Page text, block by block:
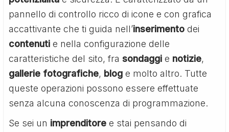
pannello di controllo ricco di icone e con grafica
accattivante che ti guida nell’inserimento dei
contenuti e nella configurazione delle
caratteristiche del sito, frasondaggi e notizie,
gallerie fotografiche, blog e molto altro. Tutte
queste operazioni possono essere effettuate
senza alcuna conoscenza di programmazione.
Se sei un imprenditore e stai pensando di